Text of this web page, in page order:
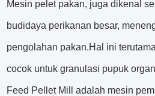
Mesin pelet pakan, juga dikenal
budidaya perikanan besar,
pengolahan pakan.Hal ini
cocok untuk granulasi pupuk
Feed Pellet Mill adalah mesin